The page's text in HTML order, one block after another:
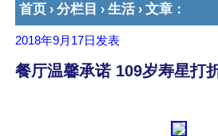
首页 › 分栏目 › 生活 › 文章 ：
2018年9月17日 发表
餐厅温馨承诺 109岁寿星打